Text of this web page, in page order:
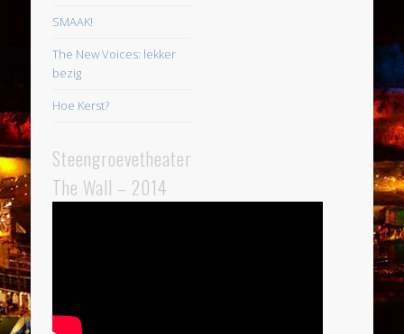
SMAAK!
The New Voices: lekker
bezig
Hoe Kerst?
Steengroevetheater
The Wall – 2014